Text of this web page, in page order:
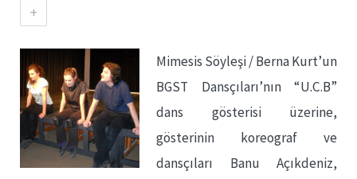
+
Mimesis Söyleşi / Berna Kurt’un
BGST Dansçıları’nın “U.C.B”
dans gösterisi üzerine,
gösterinin koreograf ve
dansçıları Banu Açıkdeniz,